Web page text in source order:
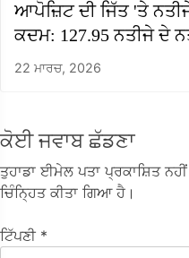
ਆਪੋਜ਼ਿਟ ਦੀ ਜਿੱਤ 'ਤੇ
ਕਦਮ: 127.95 ਨਤੀਜੇ ਦੇ
22 ਮਾਰਚ, 2026
ਕੋਈ ਜਵਾਬ ਛੱਡਣਾ
ਤੁਹਾਡਾ ਈਮੇਲ ਪਤਾ ਪ੍ਰਕਾਸ਼ਿਤ ਨਹੀਂ
ਚਿੰਨ੍ਹਿਤ ਕੀਤਾ ਗਿਆ ਹੈ।
ਟਿੱਪਣੀ *